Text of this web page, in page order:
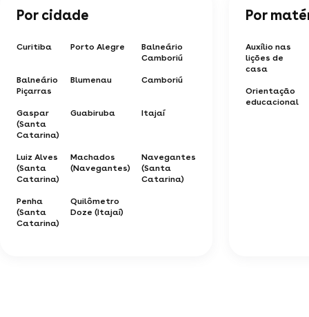
Por cidade
Curitiba Porto Alegre
Balneário
Camboriú
Balneário
Piçarras
Blumenau Camboriú
Gaspar
(Santa
Catarina)
Guabiruba Itajaí
Luiz Alves
(Santa
Catarina)
Machados
(Navegantes)
Navegantes
(Santa
Catarina)
Penha
(Santa
Catarina)
Quilômetro
Doze (Itajaí)
Por
Auxílio nas
lições de
casa
Orientação
educacional